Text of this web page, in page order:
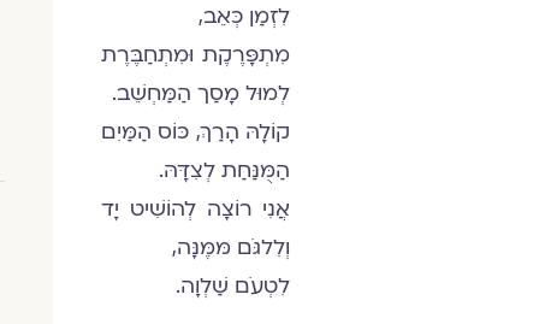
לִזְמַן כְּאֵב,
מִתְפָּרֶקֶת וּמִתְחַבֶּרֶת
לְמוּל מָסַך הַמַּחְשֵׁב.
קוֹלָהּ הָרַךְ, כּוֹס הַמַּיִם
הַמֻּנַּחַת לְצִדָּהּ.
אֲנִי רוֹצָה לְהוֹשִׁיט יָד
וְלִלגֹּם מּמֶּנָּה,
לִטְעֹם שַׁלְוָה.